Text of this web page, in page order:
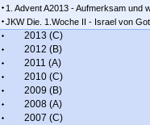
1. Advent A2013 - Aufmerksam und
JKW Die. 1.Woche II - Israel von
2013 (C)
2012 (B)
2011 (A)
2010 (C)
2009 (B)
2008 (A)
2007 (C)